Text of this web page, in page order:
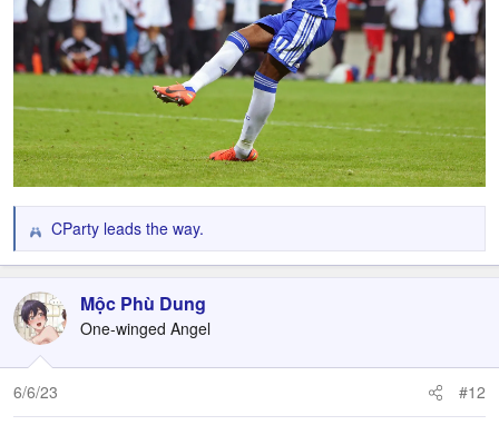
R
e
c
t
i
o
n
CParty leads the way.
Mộc Phù Dung
One-winged Angel
6/6/23 #12